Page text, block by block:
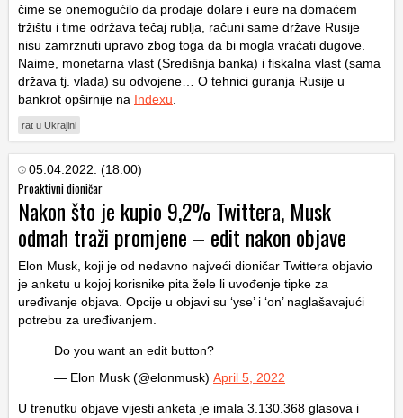
čime se onemogućilo da prodaje dolare i eure na domaćem
tržištu i time održava tečaj rublja, računi same države Rusije
nisu zamrznuti upravo zbog toga da bi mogla vraćati dugove.
Naime, monetarna vlast (Središnja banka) i fiskalna vlast (sama
država tj. vlada) su odvojene… O tehnici guranja Rusije u
bankrot opširnije na Indexu.
rat u Ukrajini
05.04.2022. (18:00)
Proaktivni dioničar
Nakon što je kupio 9,2% Twittera, Musk
odmah traži promjene – edit nakon objave
Elon Musk, koji je od nedavno najveći dioničar Twittera objavio
je anketu u kojoj korisnike pita žele li uvođenje tipke za
uređivanje objava. Opcije u objavi su ‘yse’ i ‘on’ naglašavajući
potrebu za uređivanjem.
Do you want an edit button?
— Elon Musk (@elonmusk) April 5, 2022
U trenutku objave vijesti anketa je imala 3.130.368 glasova i